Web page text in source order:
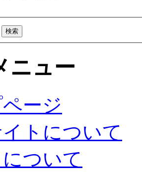
ニュー
ページ
トについて
ついて